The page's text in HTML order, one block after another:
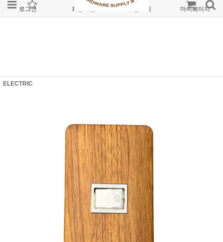
로그인 회원가입 주문조회 마이페이지
ELECTRIC